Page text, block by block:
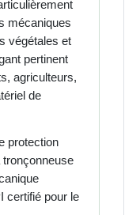
mécaniques
végétales et
pertinent
agriculteurs,
de
protection
tronçonneuse
certifié pour le